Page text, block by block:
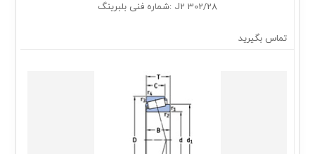
302/28 J2 :شماره فنی بلبرینگ
تماس بگیرید